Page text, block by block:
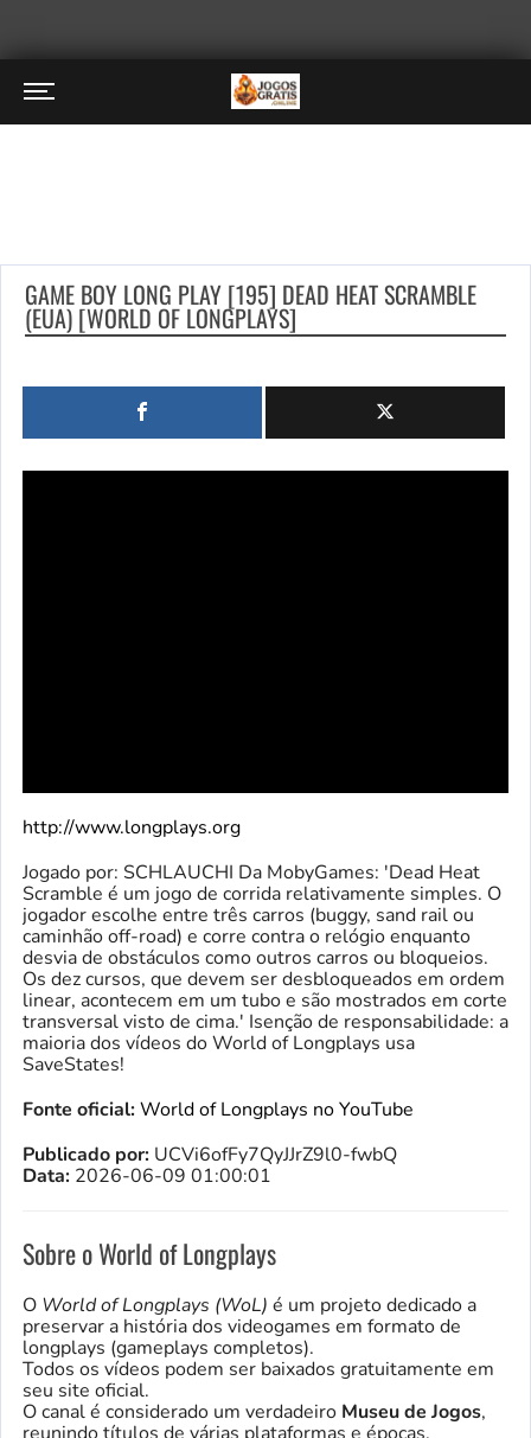
GAME BOY LONG PLAY [195] DEAD HEAT SCRAMBLE
(EUA) [WORLD OF LONGPLAYS]
http://www.longplays.org
Jogado por: SCHLAUCHI Da MobyGames: 'Dead Heat
Scramble é um jogo de corrida relativamente simples. O
jogador escolhe entre três carros (buggy, sand rail ou
caminhão off-road) e corre contra o relógio enquanto
desvia de obstáculos como outros carros ou bloqueios.
Os dez cursos, que devem ser desbloqueados em ordem
linear, acontecem em um tubo e são mostrados em corte
transversal visto de cima.' Isenção de responsabilidade: a
maioria dos vídeos do World of Longplays usa
SaveStates!
Fonte oficial:World of Longplays no YouTube
Publicado por: UCVi6ofFy7QyJJrZ9l0-fwbQ
Data: 2026-06-09 01:00:01
Sobre o World of Longplays
O World of Longplays (WoL) é um projeto dedicado a
preservar a história dos videogames em formato de
longplays (gameplays completos).
Todos os vídeos podem ser baixados gratuitamente em
seu site oficial.
O canal é considerado um verdadeiro Museu de Jogos,